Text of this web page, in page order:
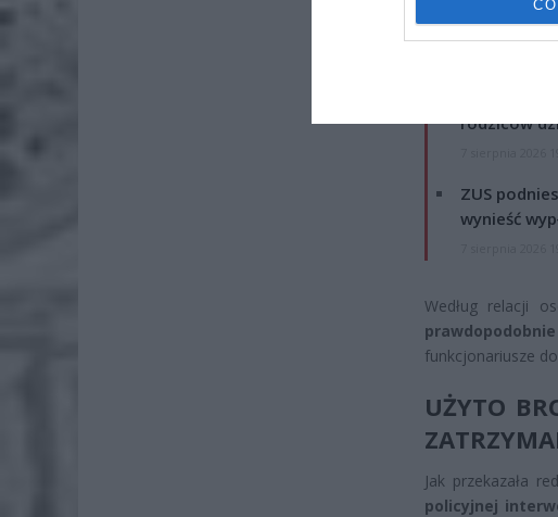
Nawet
rodziców
ZUS
wynieść
Według relacji
funkcjonariusze
UŻYTO
Jak przekazała
policyjnej